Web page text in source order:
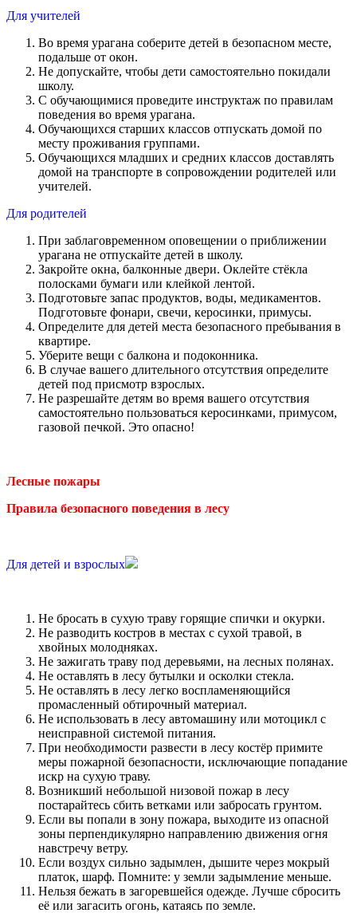
Для учителей
Во время урагана соберите детей в безопасном месте,
подальше от окон.
Не допускайте, чтобы дети самостоятельно покидали
школу.
С обучающимися проведите инструктаж по правилам
поведения во время урагана.
Обучающихся старших классов отпускать домой по
месту проживания группами.
Обучающихся младших и средних классов доставлять
домой на транспорте в сопровождении родителей или
учителей.
Для родителей
При заблаговременном оповещении о приближении
урагана не отпускайте детей в школу.
Закройте окна, балконные двери. Оклейте стёкла
полосками бумаги или клейкой лентой.
Подготовьте запас продуктов, воды, медикаментов.
Подготовьте фонари, свечи, керосинки, примусы.
Определите для детей места безопасного пребывания в
квартире.
Уберите вещи с балкона и подоконника.
В случае вашего длительного отсутствия определите
детей под присмотр взрослых.
Не разрешайте детям во время вашего отсутствия
самостоятельно пользоваться керосинками, примусом,
газовой печкой. Это опасно!
Лесные пожары
Правила безопасного поведения в лесу
Для детей и взрослых
Не бросать в сухую траву горящие спички и окурки.
Не разводить костров в местах с сухой травой, в
хвойных молодняках.
Не зажигать траву под деревьями, на лесных полянах.
Не оставлять в лесу бутылки и осколки стекла.
Не оставлять в лесу легко воспламеняющийся
промасленный обтирочный материал.
Не использовать в лесу автомашину или мотоцикл с
неисправной системой питания.
При необходимости развести в лесу костёр примите
меры пожарной безопасности, исключающие попадание
искр на сухую траву.
Возникший небольшой низовой пожар в лесу
постарайтесь сбить ветками или забросать грунтом.
Если вы попали в зону пожара, выходите из опасной
зоны перпендикулярно направлению движения огня
навстречу ветру.
Если воздух сильно задымлен, дышите через мокрый
платок, шарф. Помните: у земли задымление меньше.
Нельзя бежать в загоревшейся одежде. Лучше сбросить
её или загасить огонь, катаясь по земле.